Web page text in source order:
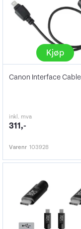
Kjøp
inkl. mva
311,-
Varenr 103928